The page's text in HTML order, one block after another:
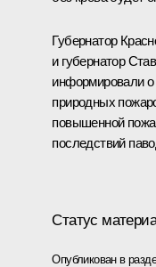
Губернатор
и губернатор
информировали о
природных
повышенной
последствий
Статус
Опубликован в